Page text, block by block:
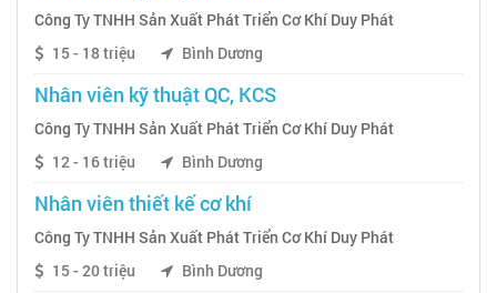
Công Ty TNHH Sản Xuất Phát Triển Cơ Khí Duy Phát
15 - 18 triệu
Bình Dương
Nhân viên kỹ thuật QC, KCS
Công Ty TNHH Sản Xuất Phát Triển Cơ Khí Duy Phát
12 - 16 triệu
Bình Dương
Nhân viên thiết kế cơ khí
Công Ty TNHH Sản Xuất Phát Triển Cơ Khí Duy Phát
15 - 20 triệu
Bình Dương